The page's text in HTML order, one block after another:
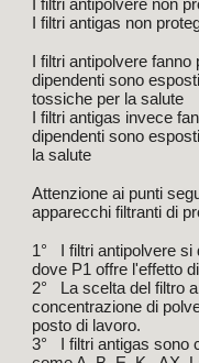
I filtri antipolvere non
I filtri antigas non
I filtri antipolvere
dipendenti sono
tossiche per la salute
I filtri antigas invece
dipendenti sono
la salute
Attenzione ai punti
apparecchi filtranti di
1° I filtri antipolvere si
dove P1 offre l'effetto
2° La scelta del filtro
concentrazione di
posto di lavoro.
3° I filtri antigas sono